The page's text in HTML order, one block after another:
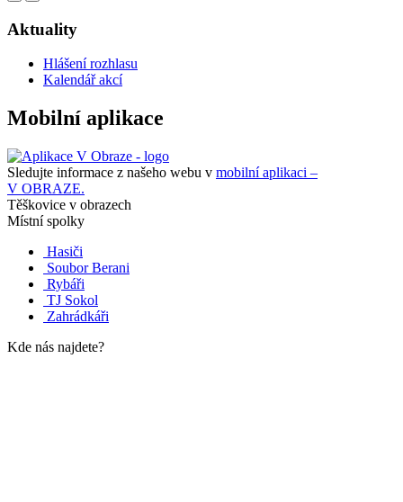
Aktuality
Hlášení rozhlasu
Kalendář akcí
Mobilní aplikace
Sledujte informace z našeho webu v mobilní aplikaci –
V OBRAZE.
Těškovice v obrazech
Místní spolky
Hasiči
Soubor Berani
Rybáři
TJ Sokol
Zahrádkáři
Kde nás najdete?